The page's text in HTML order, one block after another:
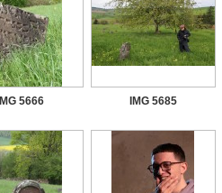
IMG 5666 IMG 5685